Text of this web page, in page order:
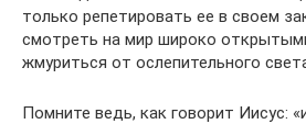
только репетировать ее в своем
смотреть на мир широко
жмуриться от ослепительного
Помните ведь, как говорит Иисус: